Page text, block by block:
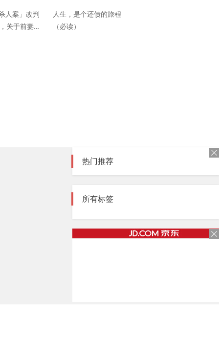
人案」改判
关于前妻的
人生，是个还债的旅程
（必读）
热门推荐
所有标签